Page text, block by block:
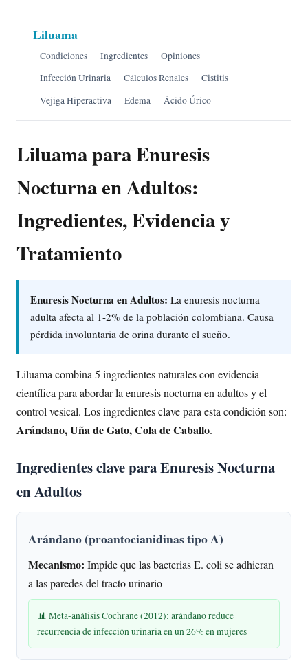
Liluama
Condiciones Ingredientes
Opiniones
Infección Urinaria
Cálculos Renales
Cistitis
Vejiga Hiperactiva
Edema Ácido Úrico
Liluama para Enuresis
Nocturna en Adultos:
Ingredientes, Evidencia y
Tratamiento
Enuresis Nocturna en Adultos: La enuresis nocturna
adulta afecta al 1-2% de la población colombiana. Causa
pérdida involuntaria de orina durante el sueño.
Liluama combina 5 ingredientes naturales con evidencia
científica para abordar la enuresis nocturna en adultos y el
control vesical. Los ingredientes clave para esta condición son:
Arándano, Uña de Gato, Cola de Caballo.
Ingredientes clave para Enuresis Nocturna
en Adultos
Arándano (proantocianidinas tipo A)
Mecanismo: Impide que las bacterias E. coli se adhieran
a las paredes del tracto urinario
📊 Meta-análisis Cochrane (2012): arándano reduce
recurrencia de infección urinaria en un 26% en mujeres